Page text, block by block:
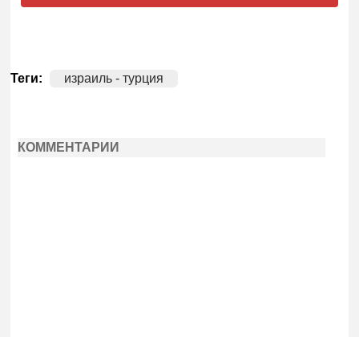
Теги: израиль - турция
КОММЕНТАРИИ